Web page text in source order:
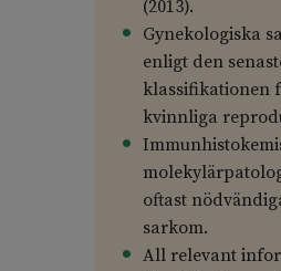
(2013).
Gynekologiska
enligt den
klassifikationen
kvinnliga
oftast
sarkom.
All relevant